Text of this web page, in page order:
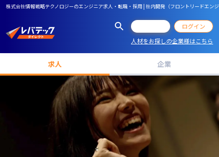
株式会社情報戦略テクノロジーのエンジニア求人・転職・採用 | 社内開発（フロントリードエン
ログイン
人材をお探しの企業様はこちら
求人 企業